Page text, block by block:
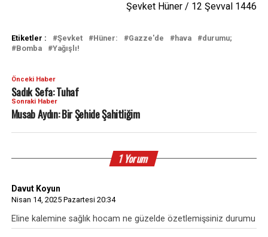
Şevket Hüner / 12 Şevval 1446
Etiketler : Şevket Hüner: Gazze'de hava
durumu;
Bomba
Yağışlı!
Önceki Haber
Sadık Sefa: Tuhaf
Sonraki Haber
Musab Aydın: Bir Şehide Şahitliğim
1 Yorum
Davut Koyun
Nisan 14, 2025 Pazartesi 20:34
Eline kalemine sağlık hocam ne güzelde özetlemişsiniz durumu